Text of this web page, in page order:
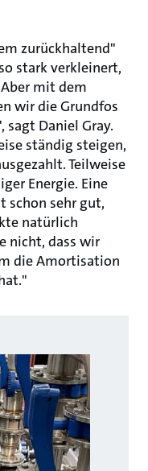
zurückhaltend"
stark verkleinert,
mit dem
wir die Grundfos
Daniel Gray.
ständig steigen,
Teilweise
Energie. Eine
schon sehr gut,
natürlich
nicht, dass wir
die Amortisation